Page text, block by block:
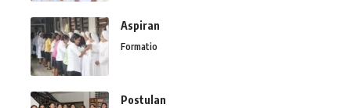
Aspiran
Formatio
Postulan